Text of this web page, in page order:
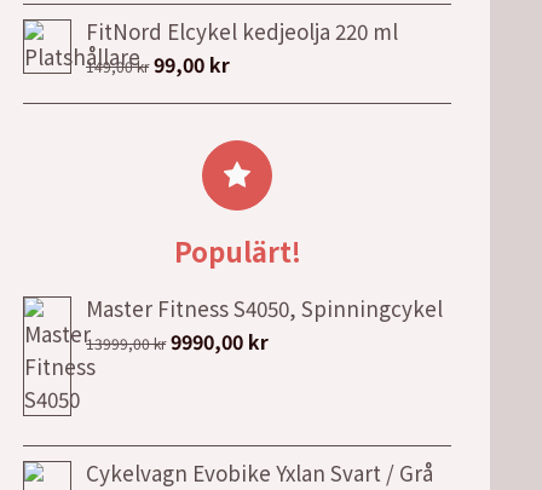
FitNord Elcykel kedjeolja 220 ml
149,00kr Det
ursprungliga
149,00 kr.
99,00 kr
nuvarande
är:
99,00 kr.
Populärt!
Master Fitness S4050, Spinningcykel
13999,00kr Det
var:
13999,00 kr.
9990,00 kr
är:
9990,00 kr.
Cykelvagn Evobike Yxlan Svart / Grå